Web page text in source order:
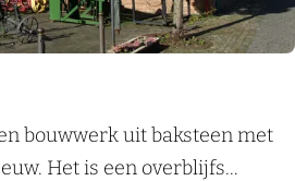
bouwwerk uit baksteen met
Het is een overblijfs...